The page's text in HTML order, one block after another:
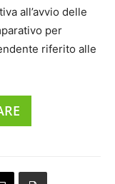
all’avvio delle
per
riferito alle